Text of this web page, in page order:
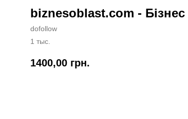
biznesoblast.com - Бізнес
dofollow
1 тыс.
1400,00 грн.